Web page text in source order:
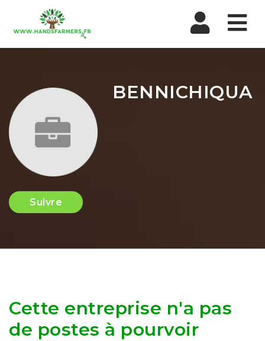
BENNICHIQUA
Suivre
Cette entreprise n'a pas
de postes à pourvoir